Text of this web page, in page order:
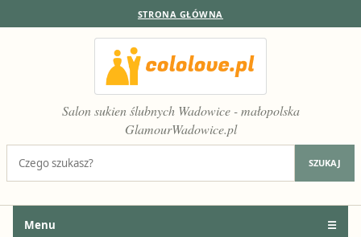
STRONA GŁÓWNA
Salon sukien ślubnych Wadowice - małopolska
GlamourWadowice.pl
SZUKAJ
Menu ☰